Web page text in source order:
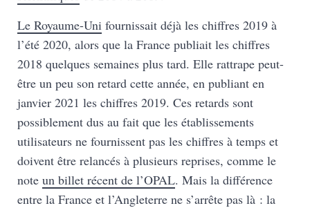
Le Royaume-Uni fournissait déjà les chiffres 2019 à
l’été 2020, alors que la France publiait les chiffres
2018 quelques semaines plus tard. Elle rattrape peut-
être un peu son retard cette année, en publiant en
janvier 2021 les chiffres 2019. Ces retards sont
possiblement dus au fait que les établissements
utilisateurs ne fournissent pas les chiffres à temps et
doivent être relancés à plusieurs reprises, comme le
note un billet récent de l’OPAL. Mais la différence
entre la France et l’Angleterre ne s’arrête pas là : la